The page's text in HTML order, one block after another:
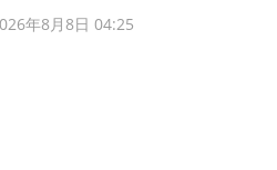
年8月8日 04:25